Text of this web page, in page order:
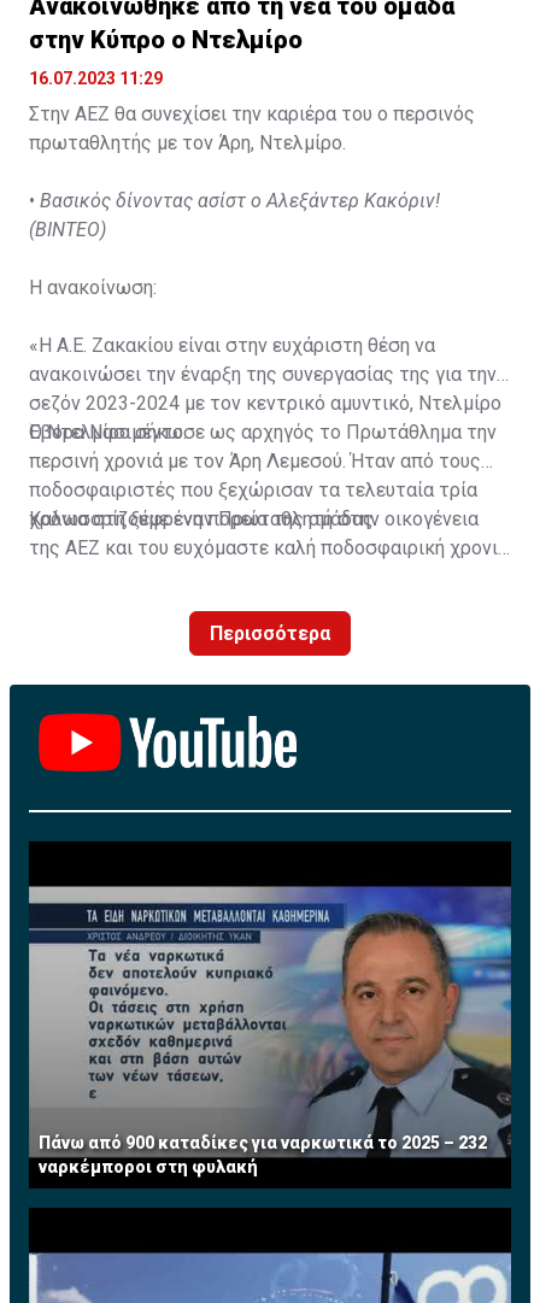
Ανακοινώθηκε από τη νέα του ομάδα
στην Κύπρο ο Ντελμίρο
16.07.2023 11:29
Στην ΑΕΖ θα συνεχίσει την καριέρα του ο περσινός
πρωταθλητής με τον Άρη, Ντελμίρο.
• Βασικός δίνοντας ασίστ ο Αλεξάντερ Κακόριν!
(ΒΙΝΤΕΟ)
Η ανακοίνωση:
«Η Α.Ε. Ζακακίου είναι στην ευχάριστη θέση να
ανακοινώσει την έναρξη της συνεργασίας της για την
σεζόν 2023-2024 με τον κεντρικό αμυντικό, Ντελμίρο
Έβορα Νασιμέντο.
Ο Ντελμίρο σήκωσε ως αρχηγός το Πρωτάθλημα την
περσινή χρονιά με τον Άρη Λεμεσού. Ήταν από τους
ποδοσφαιριστές που ξεχώρισαν τα τελευταία τρία
χρόνια στη ξέφρενη πορεία της ομάδας.
Καλωσορίζουμε έναν Πρωταθλητή στην οικογένεια
της ΑΕΖ και του ευχόμαστε καλή ποδοσφαιρική χρονιά
Περισσότερα
Πάνω από 900 καταδίκες για ναρκωτικά το 2025 – 232
ναρκέμποροι στη φυλακή